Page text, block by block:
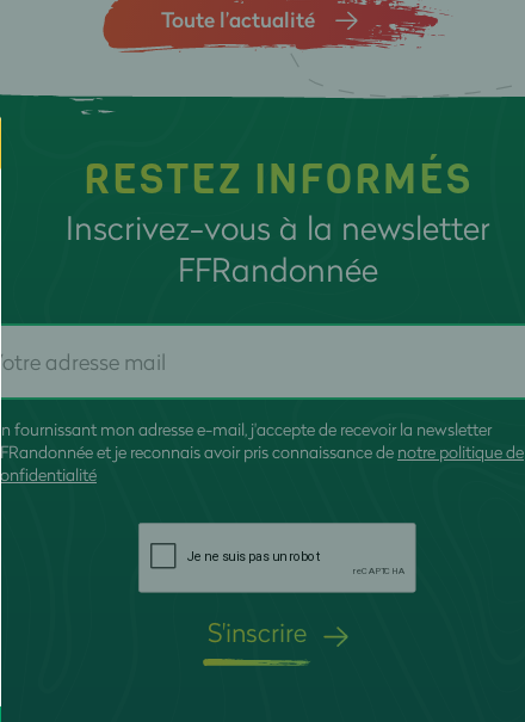
Toute l’actualité
RESTEZ INFORMÉS
Inscrivez-vous à la newsletter
FFRandonnée
En fournissant mon adresse e-mail, j'accepte de recevoir la newsletter
FFRandonnée et je reconnais avoir pris connaissance de notre politique de
confidentialité
S'inscrire